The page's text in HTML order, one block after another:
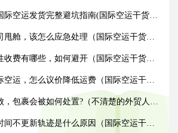
运发货完整避坑指南(国际空运干货知识分享)
，该怎么应急处理（国际空运干货知识分享）
有哪些，如何避开（国际空运干货知识分享）
，怎么议价降低运费（国际空运干货知识分享）
裹会被如何处置?（不清楚的外贸人看过来）
更新轨迹是什么原因（国际空运干货知识分享）